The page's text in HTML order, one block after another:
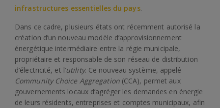
infrastructures essentielles du pays.
Dans ce cadre, plusieurs états ont récemment autorisé la
création d’un nouveau modèle d’approvisionnement
énergétique intermédiaire entre la régie municipale,
propriétaire et responsable de son réseau de distribution
d’électricité, et l’utility. Ce nouveau système, appelé
Community Choice Aggregation(CCA), permet aux
gouvernements locaux d’agréger les demandes en énergie
de leurs résidents, entreprises et comptes municipaux, afin